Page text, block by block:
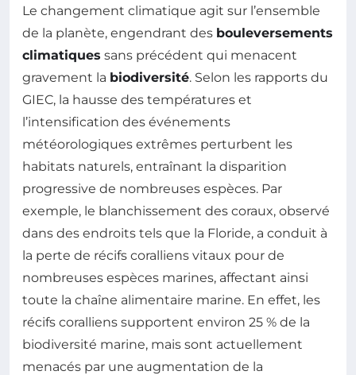
Le changement climatique agit sur l’ensemble
de la planète, engendrant des bouleversements
climatiques sans précédent qui menacent
gravement la biodiversité. Selon les rapports du
GIEC, la hausse des températures et
l’intensification des événements
météorologiques extrêmes perturbent les
habitats naturels, entraînant la disparition
progressive de nombreuses espèces. Par
exemple, le blanchissement des coraux, observé
dans des endroits tels que la Floride, a conduit à
la perte de récifs coralliens vitaux pour de
nombreuses espèces marines, affectant ainsi
toute la chaîne alimentaire marine. En effet, les
récifs coralliens supportent environ 25 % de la
biodiversité marine, mais sont actuellement
menacés par une augmentation de la